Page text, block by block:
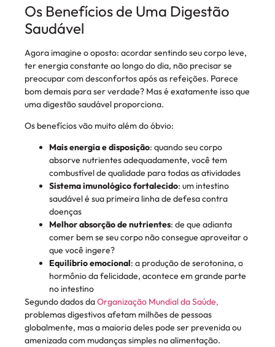
Os Benefícios de Uma Digestão
Saudável
Agora imagine o oposto: acordar sentindo seu corpo leve,
ter energia constante ao longo do dia, não precisar se
preocupar com desconfortos após as refeições. Parece
bom demais para ser verdade? Mas é exatamente isso que
uma digestão saudável proporciona.
Os benefícios vão muito além do óbvio:
Mais energia e disposição: quando seu corpo
absorve nutrientes adequadamente, você tem
combustível de qualidade para todas as atividades
Sistema imunológico fortalecido: um intestino
saudável é sua primeira linha de defesa contra
doenças
Melhor absorção de nutrientes: de que adianta
comer bem se seu corpo não consegue aproveitar o
que você ingere?
Equilíbrio emocional: a produção de serotonina, o
hormônio da felicidade, acontece em grande parte
no intestino
Segundo dados daOrganização Mundial da Saúde,
problemas digestivos afetam milhões de pessoas
globalmente, mas a maioria deles pode ser prevenida ou
amenizada com mudanças simples na alimentação.